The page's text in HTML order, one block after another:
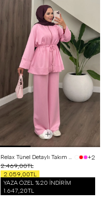
Relax Tünel Detaylı Takım Pembe
+2
2.469,00TL
2.059,00TL
YAZA ÖZEL %20 İNDİRİM
1.647,20TL